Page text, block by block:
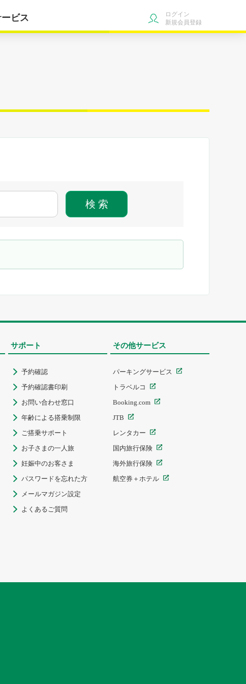
ビス
ログイン
新規会員登録
検 索
サポート
 予約確認
 予約確認書印刷
 お問い合わせ窓口
 年齢による搭乗制限
 ご搭乗サポート
 お子さまの一人旅
 妊娠中のお客さま
 パスワードを忘れた方
 メールマガジン設定
 よくあるご質問
その他サービス
パーキングサービス
トラベルコ
Booking.com
JTB
レンタカー
国内旅行保険
海外旅行保険
航空券＋ホテル